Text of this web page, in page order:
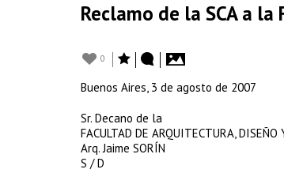
Reclamo de la SCA a la
0
Buenos Aires, 3 de agosto de 2007
Sr. Decano de la
FACULTAD DE ARQUITECTURA,
Arq. Jaime SORÍN
S / D